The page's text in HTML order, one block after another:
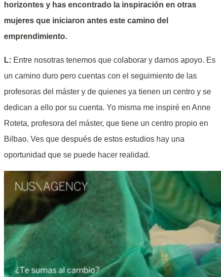
horizontes y has encontrado la inspiración en otras
mujeres que iniciaron antes este camino del
emprendimiento.
L: Entre nosotras tenemos que colaborar y darnos apoyo. Es
un camino duro pero cuentas con el seguimiento de las
profesoras del máster y de quienes ya tienen un centro y se
dedican a ello por su cuenta. Yo misma me inspiré en Anne
Roteta, profesora del máster, que tiene un centro propio en
Bilbao. Ves que después de estos estudios hay una
oportunidad que se puede hacer realidad.